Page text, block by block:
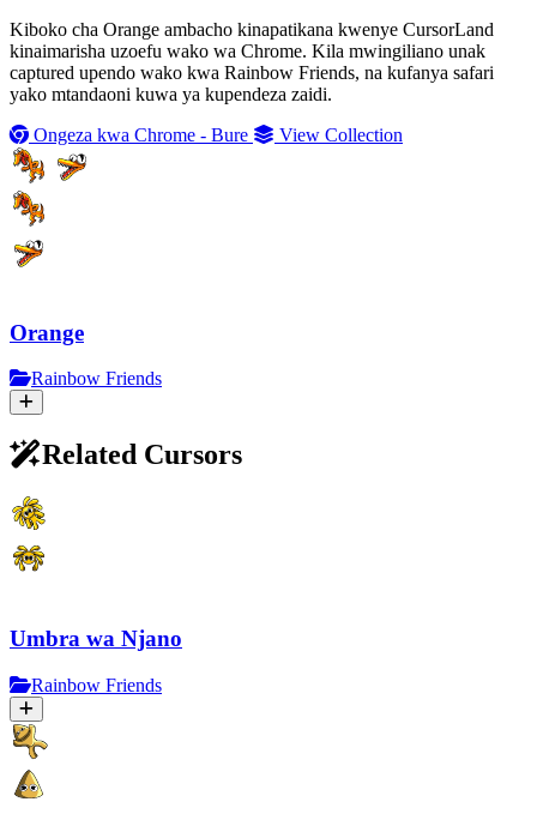
Kiboko cha Orange ambacho kinapatikana kwenye CursorLand
kinaimarisha uzoefu wako wa Chrome. Kila mwingiliano unak
captured upendo wako kwa Rainbow Friends, na kufanya safari
yako mtandaoni kuwa ya kupendeza zaidi.
Ongeza kwa Chrome - Bure
View Collection
Orange
Rainbow Friends
Related Cursors
Umbra wa Njano
Rainbow Friends